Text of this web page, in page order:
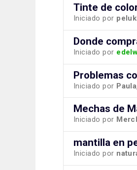
Tinte de
Iniciado por
Donde
Iniciado por
Problemas
Iniciado por
Mechas de
Iniciado por
mantilla en
Iniciado por